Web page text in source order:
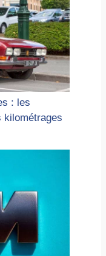
: les
kilométrages